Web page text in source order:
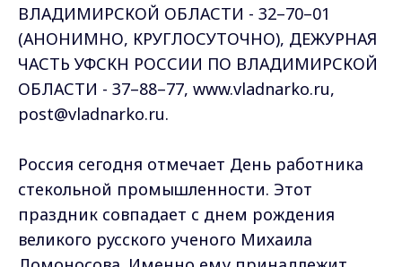
ВЛАДИМИРСКОЙ ОБЛАСТИ - 32–70–01
(АНОНИМНО, КРУГЛОСУТОЧНО), ДЕЖУРНАЯ
ЧАСТЬ УФСКН РОССИИ ПО ВЛАДИМИРСКОЙ
ОБЛАСТИ - 37–88–77, www.vladnarko.ru,
post@vladnarko.ru.
Россия сегодня отмечает День работника
стекольной промышленности. Этот
праздник совпадает с днем рождения
великого русского ученого Михаила